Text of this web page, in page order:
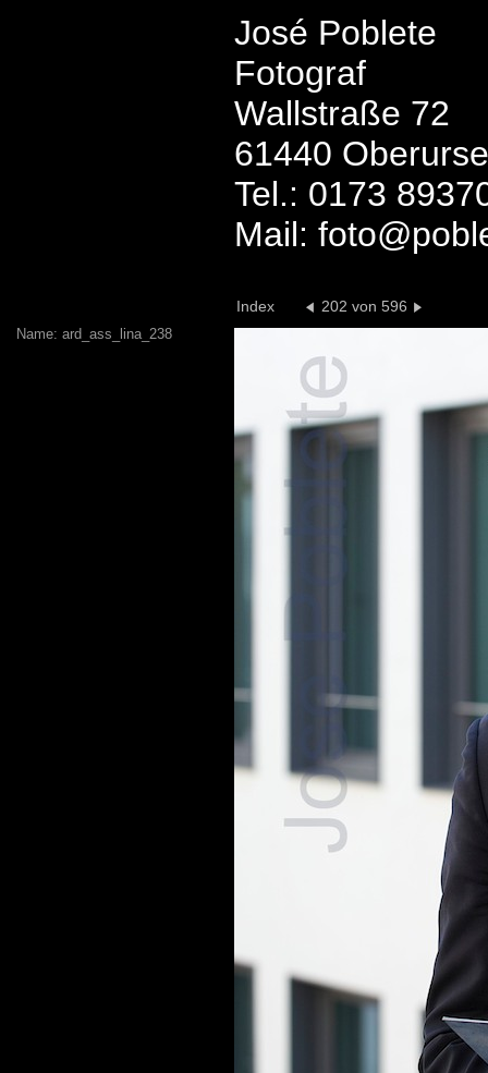
José Poblete
Fotograf
Wallstraße 72
61440
Tel.: 0173
Mail:
Index 202 von 596
Name: ard_ass_lina_238